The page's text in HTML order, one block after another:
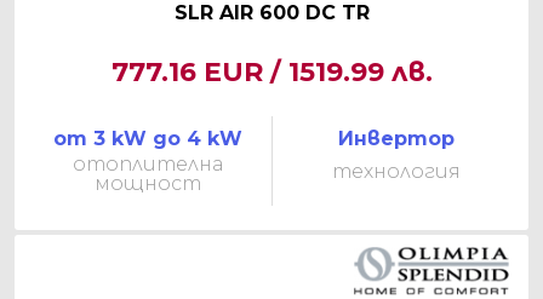
SLR AIR 600 DC TR
777.16 EUR / 1519.99 лв.
от 3 kW до 4 kW
отоплителна
мощност
Инвертор
технология